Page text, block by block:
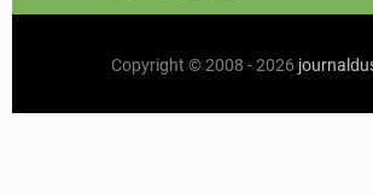
Copyright © 2008 - 2026